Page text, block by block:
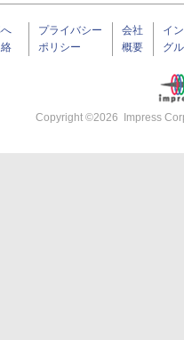
プライバシー
ポリシー
会社
概要
イ
グ
Copyright ©2026 Impress